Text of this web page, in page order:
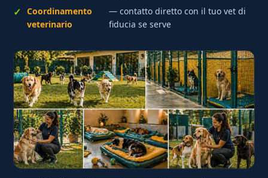
Coordinamento
veterinario
— contatto diretto con il tuo vet di
fiducia se serve